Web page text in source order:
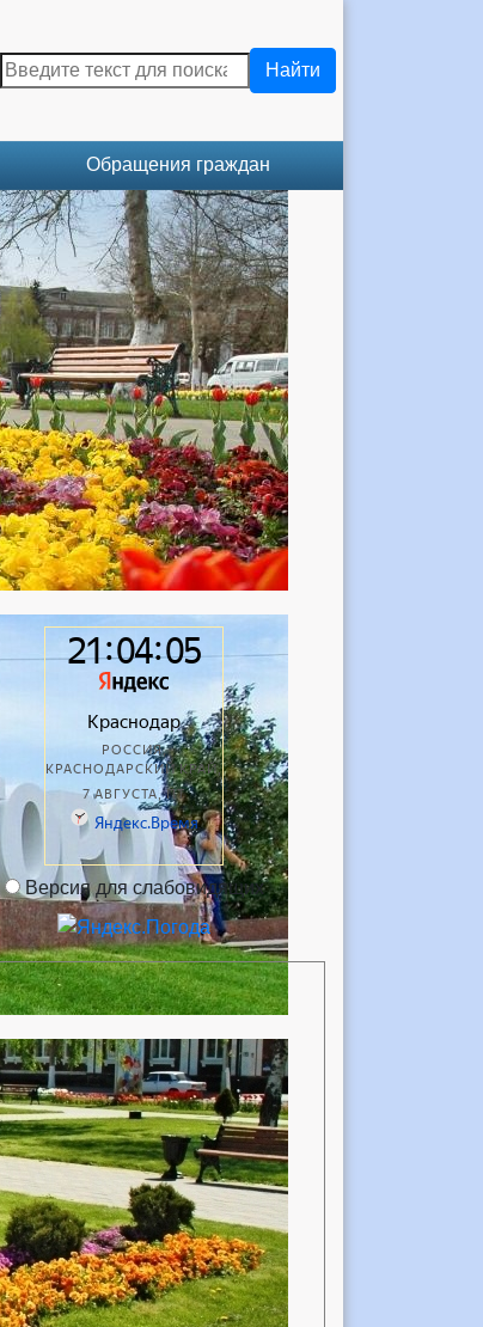
Найти
Обращения граждан
Версия для слабовидящих